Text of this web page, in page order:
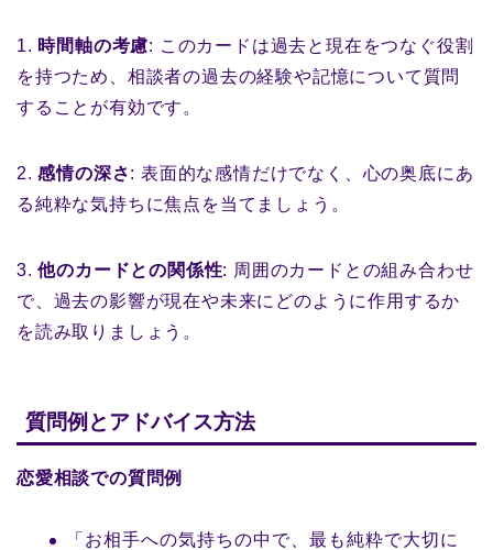
1. 時間軸の考慮: このカードは過去と現在をつなぐ役割
を持つため、相談者の過去の経験や記憶について質問
することが有効です。
2.感情の深さ: 表面的な感情だけでなく、心の奥底にあ
る純粋な気持ちに焦点を当てましょう。
3.他のカードとの関係性: 周囲のカードとの組み合わせ
で、過去の影響が現在や未来にどのように作用するか
を読み取りましょう。
質問例とアドバイス方法
恋愛相談での質問例
「お相手への気持ちの中で、最も純粋で大切に